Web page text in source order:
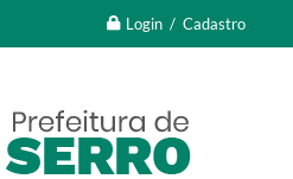
Login / Cadastro